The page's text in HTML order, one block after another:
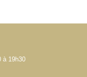
à 19h30